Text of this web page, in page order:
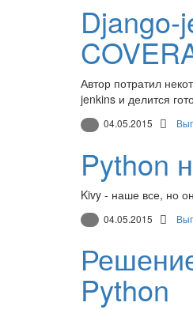
Django-
Автор потратил
jenkins и делится
04.05.2015
Python
Kivy - наше все, но
04.05.2015
Python